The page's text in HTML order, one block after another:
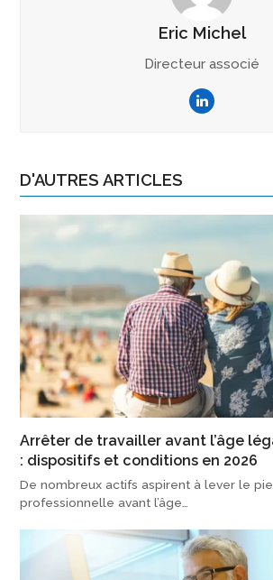
Eric Michel
Directeur associé
LinkedIn
D'AUTRES ARTICLES
Arrêter de travailler avant l’âge
: dispositifs et conditions en 2026
De nombreux actifs aspirent à lever le
professionnelle avant l’âge…